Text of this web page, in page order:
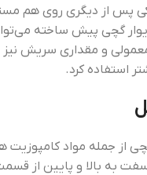
پس از دیگری روی هم
گچی پیش ساخته
و مقداری سریش
استفاده کرد.
از جمله مواد کامپوزیت
سفت به بالا و پایین از